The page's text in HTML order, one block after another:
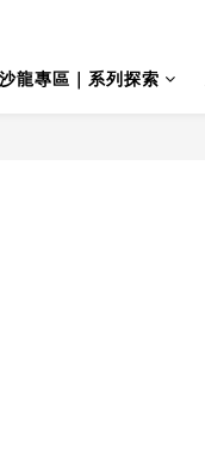
龍專區｜系列探索